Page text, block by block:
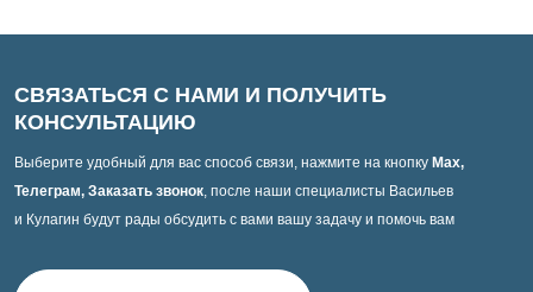
СВЯЗАТЬСЯ С НАМИ И ПОЛУЧИТЬ
КОНСУЛЬТАЦИЮ
Выберите удобный для вас способ связи, нажмите на кнопку Max,
Телеграм, Заказать звонок, после наши специалисты Васильев
и Кулагин будут рады обсудить с вами вашу задачу и помочь вам